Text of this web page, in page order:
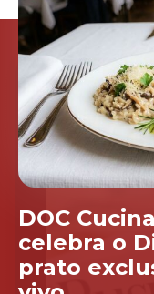
DOC
celebra o
prato